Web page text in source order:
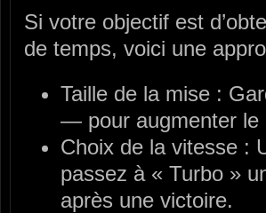
Si votre objectif est
de temps, voici une
Taille de la mise :
— pour augmenter le
Choix de la vitesse :
passez à « Turbo »
après une victoire.